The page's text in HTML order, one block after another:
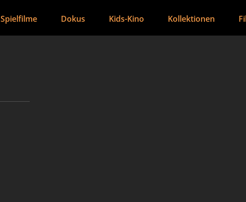
Spielfilme Dokus Kids-Kino Kollektionen